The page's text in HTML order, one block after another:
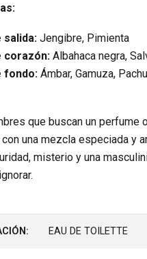
salida: Jengibre, Pimienta
corazón: Albahaca negra,
fondo: Ámbar, Gamuza,
que buscan un perfume
una mezcla especiada y
misterio y una
EAU DE TOILETTE